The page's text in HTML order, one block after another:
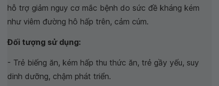
hỗ trợ giảm nguy cơ mắc bệnh do sức đề kháng kém
như viêm đường hô hấp trên, cảm cúm.
Đối tượng sử dụng:
- Trẻ biếng ăn, kém hấp thu thức ăn, trẻ gầy yếu, suy
dinh dưỡng, chậm phát triển.